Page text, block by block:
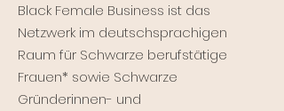
Black Female Business ist das
Netzwerk im deutschsprachigen
Raum für Schwarze berufstätige
Frauen* sowie Schwarze
Gründerinnen- und